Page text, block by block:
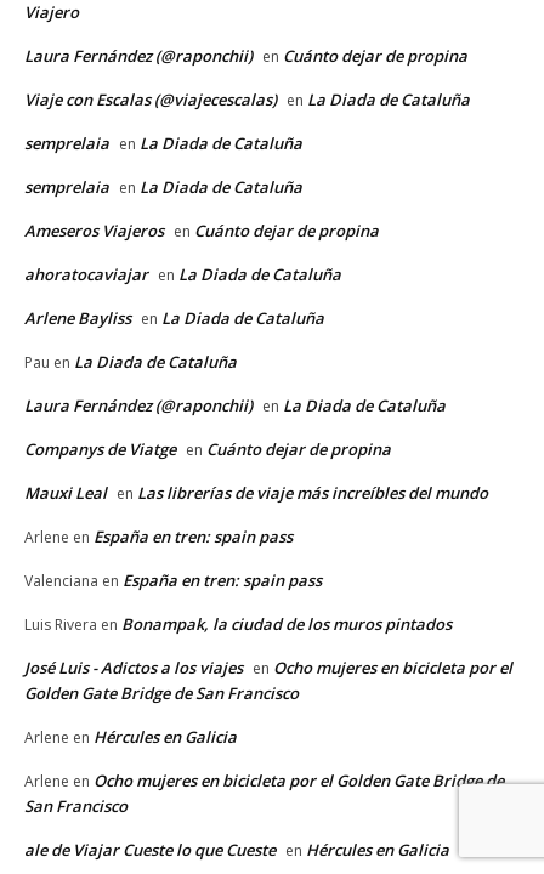
Viajero
Laura Fernández (@raponchii) en Cuánto dejar de propina
Viaje con Escalas (@viajecescalas) en La Diada de Cataluña
semprelaia en La Diada de Cataluña
semprelaia en La Diada de Cataluña
Ameseros Viajeros en Cuánto dejar de propina
ahoratocaviajar en La Diada de Cataluña
Arlene Bayliss en La Diada de Cataluña
Pau en La Diada de Cataluña
Laura Fernández (@raponchii) en La Diada de Cataluña
Companys de Viatge en Cuánto dejar de propina
Mauxi Leal en Las librerías de viaje más increíbles del mundo
Arlene en España en tren: spain pass
Valenciana en España en tren: spain pass
Luis Rivera en Bonampak, la ciudad de los muros pintados
José Luis - Adictos a los viajes en Ocho mujeres en bicicleta por el
Golden Gate Bridge de San Francisco
Arlene en Hércules en Galicia
Arlene en Ocho mujeres en bicicleta por el Golden Gate Bridge de
San Francisco
ale de Viajar Cueste lo que Cueste en Hércules en Galicia